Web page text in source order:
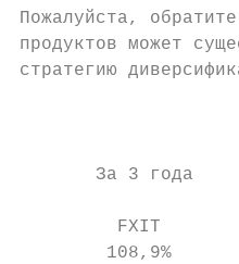
Пожалуйста,
продуктов может
стратегию
За 3 года
FXIT
108,9%